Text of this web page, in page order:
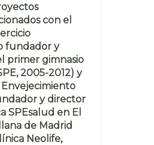
con el
fundador y
primer gimnasio
2005-2012) y
Envejecimiento
y director
SPEsalud en El
de Madrid
Neolife,